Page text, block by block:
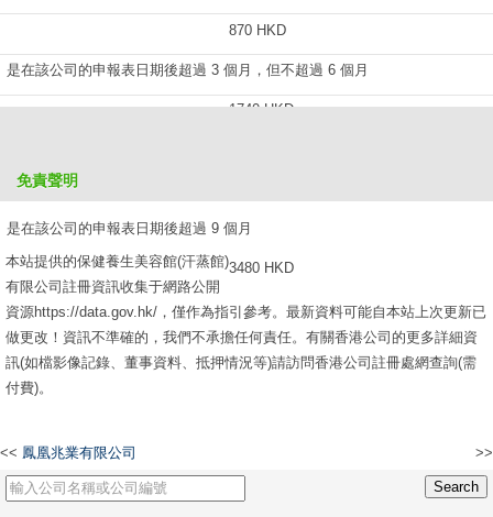
870 HKD
是在該公司的申報表日期後超過 3 個月，但不超過 6 個月
1740 HKD
是在該公司的申報表日期後超過 9 個月
3480 HKD
免責聲明
本站提供的保健養生美容館(汗蒸館)
有限公司註冊資訊收集于網路公開
資源https://data.gov.hk/，僅作為指引參考。最新資料可能自本站上次更新已
做更改！資訊不準確的，我們不承擔任何責任。有關香港公司的更多詳細資
訊(如檔影像記錄、董事資料、抵押情況等)請訪問香港公司註冊處網查詢(需
付費)。
<< 鳳凰兆業有限公司 >>